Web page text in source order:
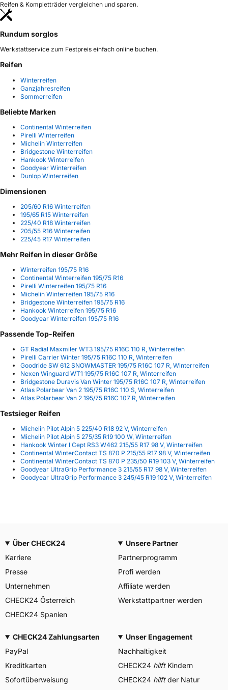
Reifen & Kompletträder vergleichen und sparen.
Rundum sorglos
Werkstattservice zum Festpreis einfach online buchen.
Reifen
Winterreifen
Ganzjahresreifen
Sommerreifen
Beliebte Marken
Continental Winterreifen
Pirelli Winterreifen
Michelin Winterreifen
Bridgestone Winterreifen
Hankook Winterreifen
Goodyear Winterreifen
Dunlop Winterreifen
Dimensionen
205/60 R16 Winterreifen
195/65 R15 Winterreifen
225/40 R18 Winterreifen
205/55 R16 Winterreifen
225/45 R17 Winterreifen
Mehr Reifen in dieser Größe
Winterreifen 195/75 R16
Continental Winterreifen 195/75 R16
Pirelli Winterreifen 195/75 R16
Michelin Winterreifen 195/75 R16
Bridgestone Winterreifen 195/75 R16
Hankook Winterreifen 195/75 R16
Goodyear Winterreifen 195/75 R16
Passende Top-Reifen
GT Radial Maxmiler WT3 195/75 R16C 110 R, Winterreifen
Pirelli Carrier Winter 195/75 R16C 110 R, Winterreifen
Goodride SW 612 SNOWMASTER 195/75 R16C 107 R, Winterreifen
Nexen Winguard WT1 195/75 R16C 107 R, Winterreifen
Bridgestone Duravis Van Winter 195/75 R16C 107 R, Winterreifen
Atlas Polarbear Van 2 195/75 R16C 110 S, Winterreifen
Atlas Polarbear Van 2 195/75 R16C 107 R, Winterreifen
Testsieger Reifen
Michelin Pilot Alpin 5 225/40 R18 92 V, Winterreifen
Michelin Pilot Alpin 5 275/35 R19 100 W, Winterreifen
Hankook Winter I Cept RS3 W462 215/55 R17 98 V, Winterreifen
Continental WinterContact TS 870 P 215/55 R17 98 V, Winterreifen
Continental WinterContact TS 870 P 235/50 R19 103 V, Winterreifen
Goodyear UltraGrip Performance 3 215/55 R17 98 V, Winterreifen
Goodyear UltraGrip Performance 3 245/45 R19 102 V, Winterreifen
Über CHECK24
Karriere
Presse
Unternehmen
CHECK24 Österreich
CHECK24 Spanien
Unsere Partner
Partnerprogramm
Profi werden
Affiliate werden
Werkstattpartner werden
CHECK24 Zahlungsarten
PayPal
Kreditkarten
Sofortüberweisung
Unser Engagement
Nachhaltigkeit
CHECK24 hilftKindern
CHECK24 hilftder Natur